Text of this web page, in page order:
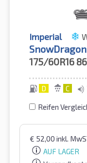
Imperial
SnowDragon
175/60R16
D C
Reifen
€ 52,00 inkl.
AUF LAGER